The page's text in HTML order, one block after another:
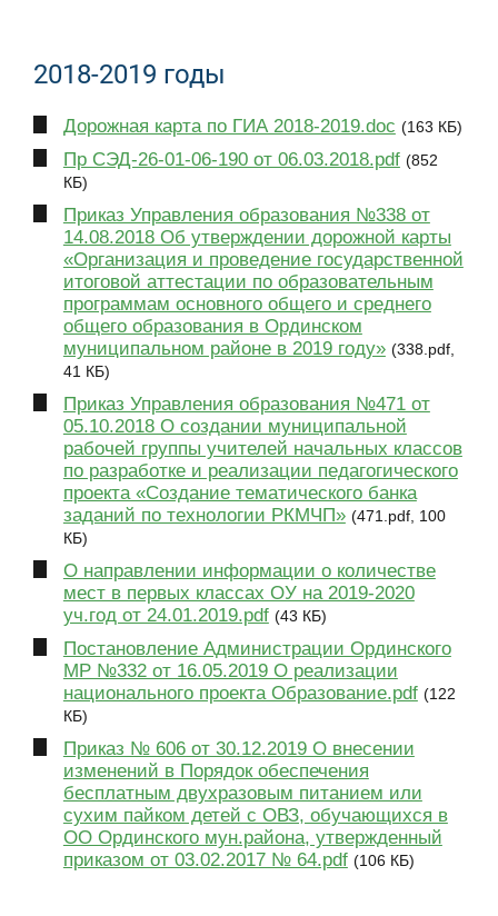
2018-2019 годы
Дорожная карта по ГИА 2018-2019.doc (163 КБ)
Пр СЭД-26-01-06-190 от 06.03.2018.pdf (852
КБ)
Приказ Управления образования №338 от
14.08.2018 Об утверждении дорожной карты
«Организация и проведение государственной
итоговой аттестации по образовательным
программам основного общего и среднего
общего образования в Ординском
муниципальном районе в 2019 году» (338.pdf,
41 КБ)
Приказ Управления образования №471 от
05.10.2018 О создании муниципальной
рабочей группы учителей начальных классов
по разработке и реализации педагогического
проекта «Создание тематического банка
заданий по технологии РКМЧП» (471.pdf, 100
КБ)
О направлении информации о количестве
мест в первых классах ОУ на 2019-2020
уч.год от 24.01.2019.pdf (43 КБ)
Постановление Администрации Ординского
МР №332 от 16.05.2019 О реализации
национального проекта Образование.pdf (122
КБ)
Приказ № 606 от 30.12.2019 О внесении
изменений в Порядок обеспечения
бесплатным двухразовым питанием или
сухим пайком детей с ОВЗ, обучающихся в
ОО Ординского мун.района, утвержденный
приказом от 03.02.2017 № 64.pdf (106 КБ)